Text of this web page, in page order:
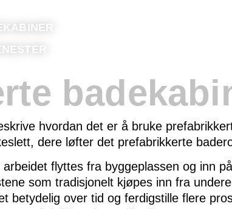
hvordan det er å bruke
dere løfter det prefabrikkerte
flyttes fra byggeplassen og inn
som tradisjonelt kjøpes inn fra
betydelig over tid og ferdigstille flere